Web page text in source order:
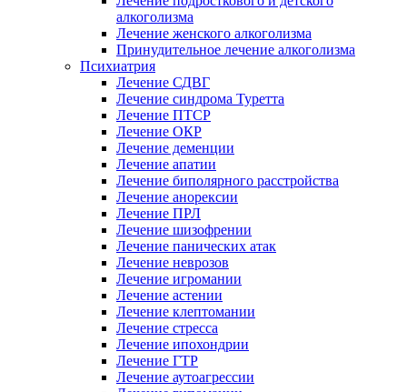
алкоголизма
Лечение женского алкоголизма
Принудительное лечение алкоголизма
Психиатрия
Лечение СДВГ
Лечение синдрома Туретта
Лечение ПТСР
Лечение ОКР
Лечение деменции
Лечение апатии
Лечение биполярного расстройства
Лечение анорексии
Лечение ПРЛ
Лечение шизофрении
Лечение панических атак
Лечение неврозов
Лечение игромании
Лечение астении
Лечение клептомании
Лечение стресса
Лечение ипохондрии
Лечение ГТР
Лечение аутоагрессии